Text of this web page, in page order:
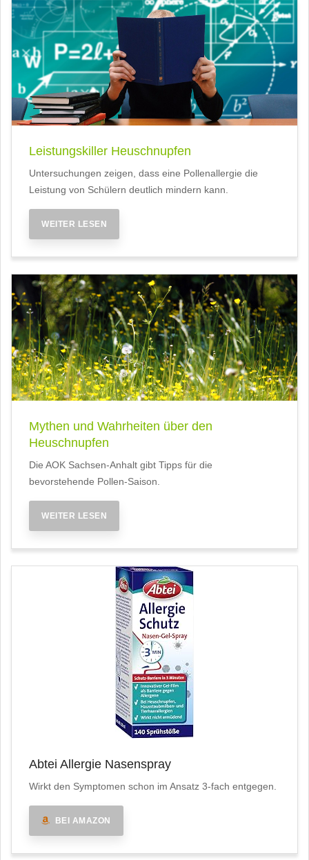
Leistungskiller Heuschnupfen
Untersuchungen zeigen, dass eine Pollenallergie die
Leistung von Schülern deutlich mindern kann.
WEITER LESEN
Mythen und Wahrheiten über den
Heuschnupfen
Die AOK Sachsen-Anhalt gibt Tipps für die
bevorstehende Pollen-Saison.
WEITER LESEN
Abtei Allergie Nasenspray
Wirkt den Symptomen schon im Ansatz 3-fach entgegen.
BEI AMAZON